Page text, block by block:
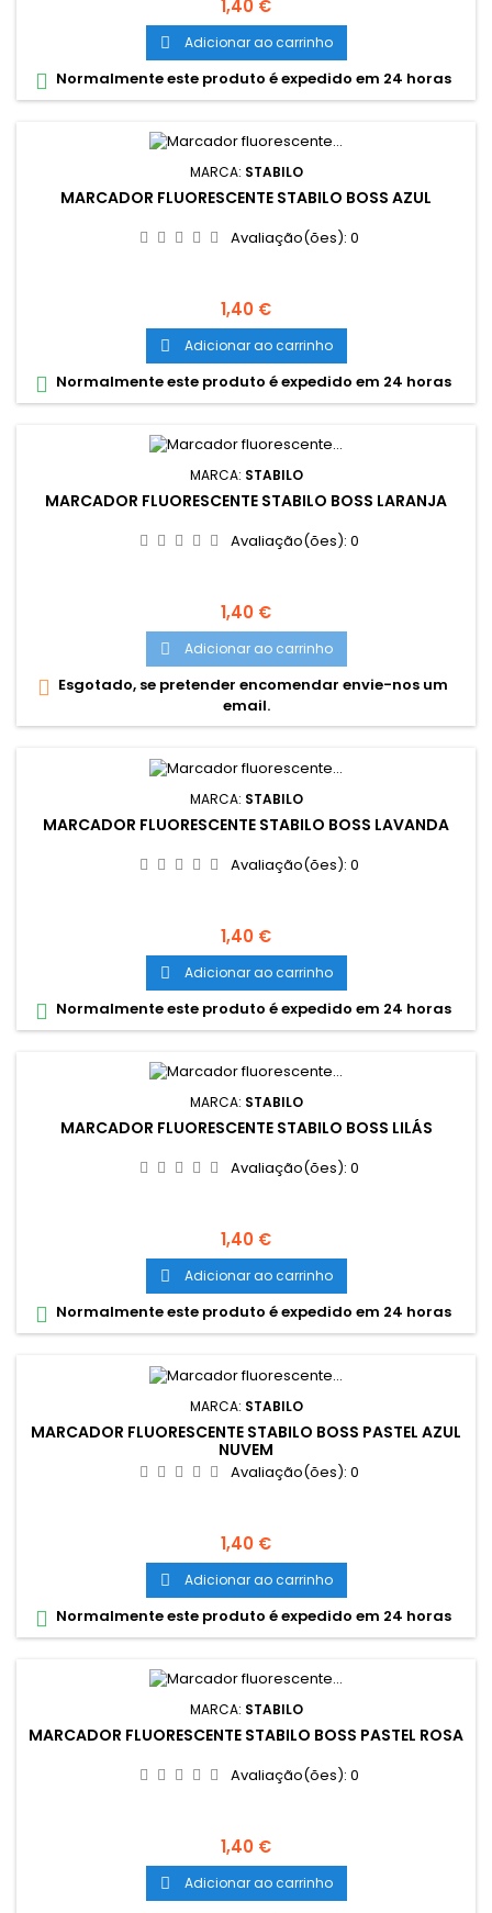
1,40 €
 Adicionar ao carrinho
 Normalmente este produto é expedido em 24 horas
MARCA: STABILO
MARCADOR FLUORESCENTE STABILO BOSS AZUL
Avaliação(ões): 0
Preço
1,40 €
 Adicionar ao carrinho
 Normalmente este produto é expedido em 24 horas
MARCA: STABILO
MARCADOR FLUORESCENTE STABILO BOSS LARANJA
Avaliação(ões): 0
Preço
1,40 €
 Adicionar ao carrinho
 Esgotado, se pretender encomendar envie-nos um
email.
MARCA: STABILO
MARCADOR FLUORESCENTE STABILO BOSS LAVANDA
Avaliação(ões): 0
Preço
1,40 €
 Adicionar ao carrinho
 Normalmente este produto é expedido em 24 horas
MARCA: STABILO
MARCADOR FLUORESCENTE STABILO BOSS LILÁS
Avaliação(ões): 0
Preço
1,40 €
 Adicionar ao carrinho
 Normalmente este produto é expedido em 24 horas
MARCA: STABILO
MARCADOR FLUORESCENTE STABILO BOSS PASTEL AZUL
NUVEM
Avaliação(ões): 0
Preço
1,40 €
 Adicionar ao carrinho
 Normalmente este produto é expedido em 24 horas
MARCA: STABILO
MARCADOR FLUORESCENTE STABILO BOSS PASTEL ROSA
Avaliação(ões): 0
Preço
1,40 €
 Adicionar ao carrinho